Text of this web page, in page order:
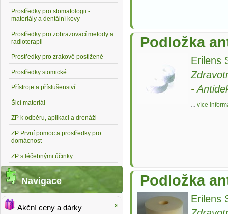
Podložka
Erilens
-
... více
Podložka
Erilens
Prostředky pro stomatologii -
materiály a dentální kovy
Prostředky pro zobrazovací metody a
radioterapii
Prostředky pro zrakově postižené
Prostředky stomické
Přístroje a příslušenství
Šicí materiál
ZP k odběru, aplikaci a drenáži
ZP První pomoc a prostředky pro
domácnost
ZP s léčebnými účinky
Navigace
Akční ceny a dárky